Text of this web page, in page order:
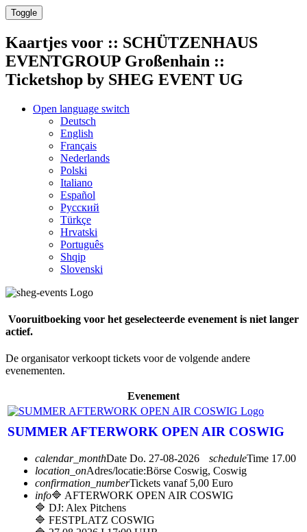
Toggle
Kaartjes voor :: SCHÜTZENHAUS
EVENTGROUP Großenhain ::
Ticketshop by SHEG EVENT UG
Open language switch
Deutsch
English
Français
Nederlands
Polski
Italiano
Español
Русский
Türkçe
Hrvatski
Português
Shqip
Slovenski
Vooruitboeking voor het geselecteerde evenement is niet langer
actief.
De organisator verkoopt tickets voor de volgende andere
evenementen.
Evenement
SUMMER AFTERWORK OPEN AIR COSWIG
calendar_monthDate Do. 27-08-2026 scheduleTime 17.00
location_onAdres/locatie:Börse Coswig, Coswig
confirmation_numberTickets vanaf 5,00 Euro
info🔷 AFTERWORK OPEN AIR COSWIG
🔷 DJ: Alex Pitchens
🔷 FESTPLATZ COSWIG